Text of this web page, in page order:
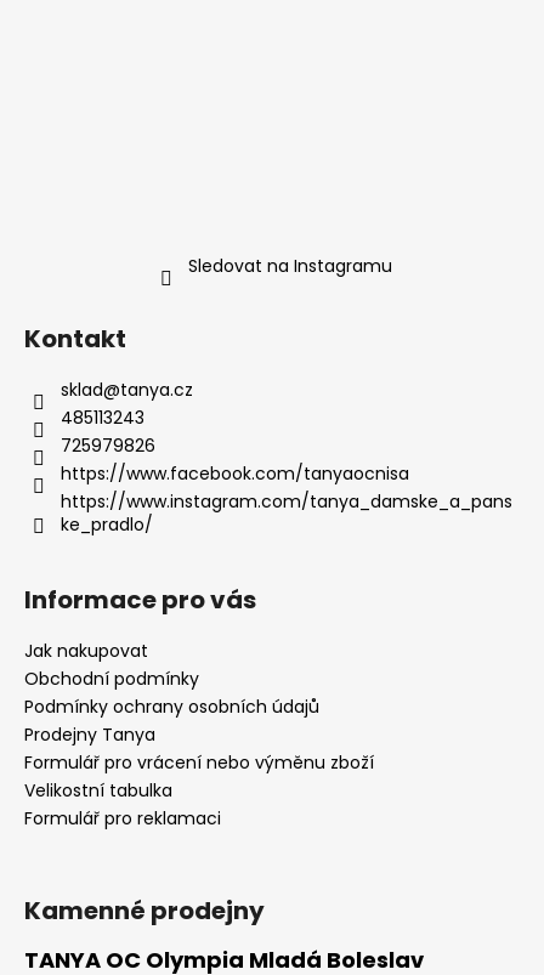
Sledovat na Instagramu
Kontakt
sklad@tanya.cz
485113243
725979826
https://www.facebook.com/tanyaocnisa
https://www.instagram.com/tanya_damske_a_pans
ke_pradlo/
Informace pro vás
Jak nakupovat
Obchodní podmínky
Podmínky ochrany osobních údajů
Prodejny Tanya
Formulář pro vrácení nebo výměnu zboží
Velikostní tabulka
Formulář pro reklamaci
Kamenné prodejny
TANYA OC Olympia Mladá Boleslav